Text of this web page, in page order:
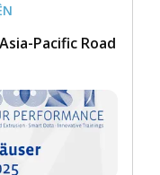
Pacific Road